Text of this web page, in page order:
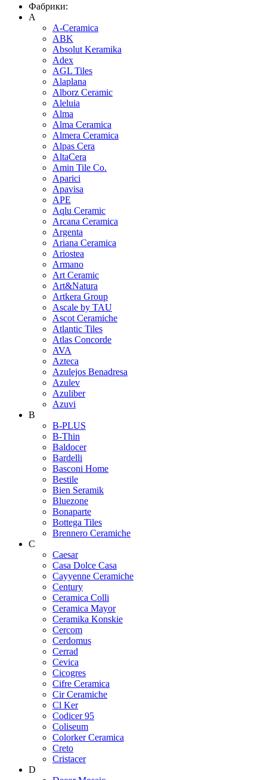
Фабрики:
A
A-Ceramica
ABK
Absolut Keramika
Adex
AGL Tiles
Alaplana
Alborz Ceramic
Aleluia
Alma
Alma Ceramica
Almera Ceramica
Alpas Cera
AltaCera
Amin Tile Co.
Aparici
Apavisa
APE
Aqlu Ceramic
Arcana Ceramica
Argenta
Ariana Ceramica
Ariostea
Armano
Art Ceramic
Art&Natura
Artkera Group
Ascale by TAU
Ascot Ceramiche
Atlantic Tiles
Atlas Concorde
AVA
Azteca
Azulejos Benadresa
Azulev
Azuliber
Azuvi
B
B-PLUS
B-Thin
Baldocer
Bardelli
Basconi Home
Bestile
Bien Seramik
Bluezone
Bonaparte
Bottega Tiles
Brennero Ceramiche
C
Caesar
Casa Dolce Casa
Cayyenne Ceramiche
Century
Ceramica Colli
Ceramica Mayor
Ceramika Konskie
Cercom
Cerdomus
Cerrad
Cevica
Cicogres
Cifre Ceramica
Cir Ceramiche
Cl Ker
Codicer 95
Coliseum
Colorker Ceramica
Creto
Cristacer
D